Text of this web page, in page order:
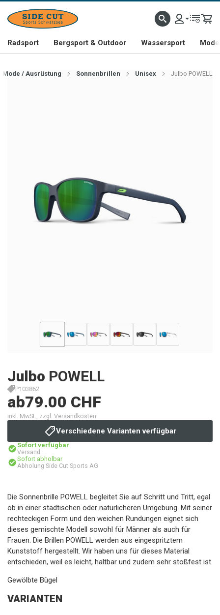
Radsport Bergsport & Outdoor Wassersport
Mode / Ausrüstung Sonnenbrillen Unisex Julbo POWELL
Julbo POWELL
P103862
ab79.00 CHF
inkl. MwSt., zzgl. Versandkosten
Verschiedene Varianten verfügbar
Sofort verfügbar
Versand
Sofort abholbar
Abholung Side Cut Sports AG
Die Sonnenbrille POWELL begleitet Sie auf Schritt und Tritt, egal
ob in einer städtischen oder natürlicheren Umgebung. Mit seiner
rechteckigen Form und den weichen Rundungen eignet sich
dieses gemischte Modell sowohl für Männer als auch für
Frauen. Die Brillen POWELL werden aus eingespritztem
Kunststoff hergestellt. Wir haben uns für dieses Material
entschieden, weil es leicht, haltbar und zudem sehr stoßfest ist.
Gewölbte Bügel
VARIANTEN